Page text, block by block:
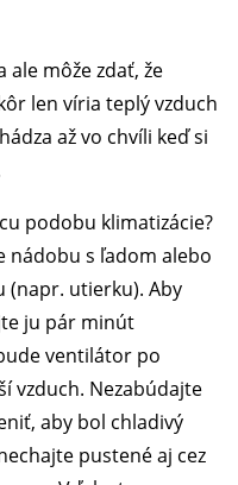
môže zdať, že
len víria teplý vzduch
až vo chvíli keď si
podobu klimatizácie?
nádobu s ľadom alebo
(napr. utierku). Aby
ju pár minút
ventilátor po
vzduch. Nezabúdajte
aby bol chladivý
pustené aj cez